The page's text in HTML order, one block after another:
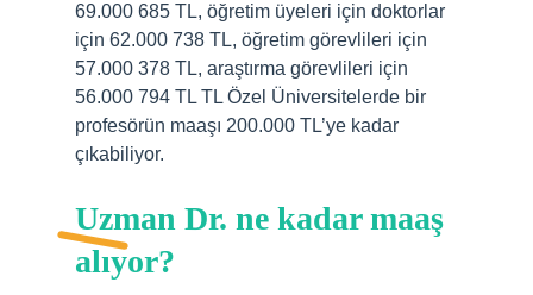
69.000 685 TL, öğretim üyeleri için doktorlar
için 62.000 738 TL, öğretim görevlileri için
57.000 378 TL, araştırma görevlileri için
56.000 794 TL TL Özel Üniversitelerde bir
profesörün maaşı 200.000 TL’ye kadar
çıkabiliyor.
Uzman Dr. ne kadar maaş
alıyor?